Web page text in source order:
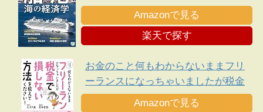
Amazonで見る
楽天で探す
お金のこと何もわからないままフリ
ーランスになっちゃいましたが税金
で損しない方法を教えてください!
Amazonで見る